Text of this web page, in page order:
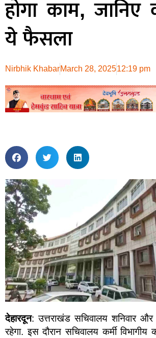
होगा काम, जानिए
ये फैसला
Nirbhik KhabarMarch 28, 202512:19 pm
देहारदून: उत्तराखंड सचिवालय शनिवार और
रहेगा. इस दौरान सचिवालय कर्मी विभागीय